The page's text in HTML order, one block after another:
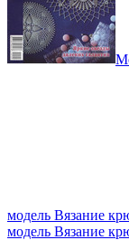
модель Вязание
модель Вязание